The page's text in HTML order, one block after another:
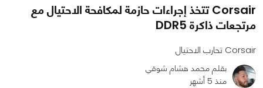
Corsair تتخذ إجراءات حازمة لمكافحة الاحتيال مع
مرتجعات ذاكرة DDR5
Corsair تحارب الاحتيال
بقلم محمد هشام شوقي
منذ 5 أشهر